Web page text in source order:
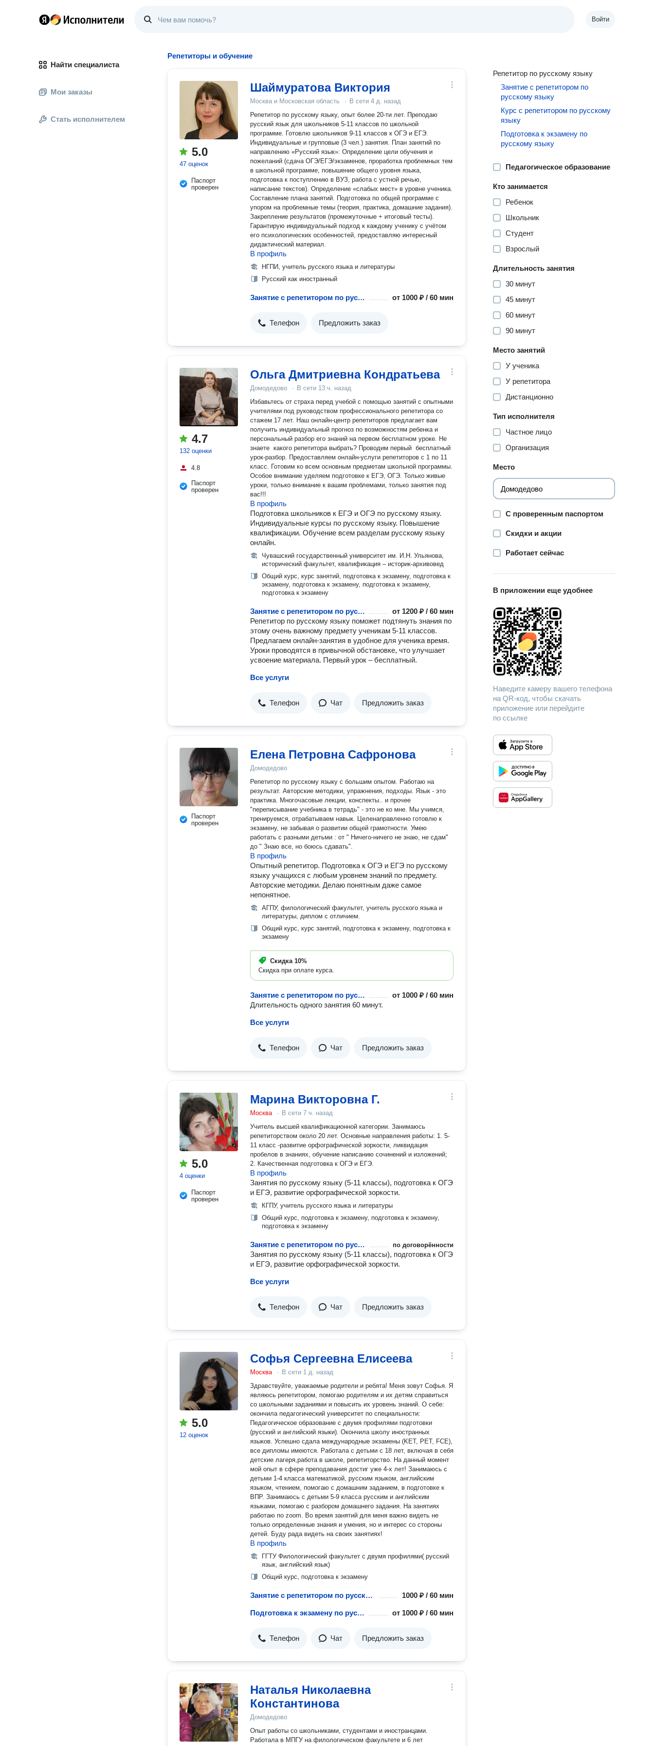
Войти
Найти специалиста
Мои заказы
Стать исполнителем
Репетиторы и обучение
5.0
47 оценок
Паспорт
проверен
Шаймуратова Виктория
Москва и Московская область · В сети 4 д. назад
Репетитор по русскому языку, опыт более 20-ти лет. Преподаю
русский язык для школьников 5-11 классов по школьной
программе. Готовлю школьников 9-11 классов к ОГЭ и ЕГЭ.
Индивидуальные и групповые (3 чел.) занятия. План занятий по
направлению «Русский язык»: Определение цели обучения и
пожеланий (сдача ОГЭ/ЕГЭ/экзаменов, проработка проблемных тем
в школьной программе, повышение общего уровня языка,
подготовка к поступлению в ВУЗ, работа с устной речью,
написание текстов). Определение «слабых мест» в уровне ученика.
Составление плана занятий. Подготовка по общей программе с
упором на проблемные темы (теория, практика, домашние задания).
Закрепление результатов (промежуточные + итоговый тесты).
Гарантирую индивидуальный подход к каждому ученику с учётом
его психологических особенностей, предоставляю интересный
дидактический материал.
В профиль
НГПИ, учитель русского языка и литературы
Русский как иностранный
Занятие с репетитором по русскому языку как иностранному от 1000 ₽ / 60 мин
Телефон Предложить заказ
4.7
132 оценки
4.8
Паспорт
проверен
Ольга Дмитриевна Кондратьева
Домодедово · В сети 13 ч. назад
Избавьтесь от страха перед учебой с помощью занятий с опытными
учителями под руководством профессионального репетитора со
стажем 17 лет. Наш онлайн-центр репетиторов предлагает вам
получить индивидуальный прогноз по возможностям ребенка и
персональный разбор его знаний на первом бесплатном уроке. Не
знаете какого репетитора выбрать? Проводим первый бесплатный
урок-разбор. Предоставляем онлайн-услуги репетиторов с 1 по 11
класс. Готовим ко всем основным предметам школьной программы.
Особое внимание уделяем подготовке к ЕГЭ, ОГЭ. Только живые
уроки, только внимание к вашим проблемами, только занятия под
вас!!!
В профиль
Подготовка школьников к ЕГЭ и ОГЭ по русскому языку.
Индивидуальные курсы по русскому языку. Повышение
квалификации. Обучение всем разделам русскому языку
онлайн.
Чувашский государственный университет им. И.Н. Ульянова,
исторический факультет, квалификация – историк-архивовед
Общий курс, курс занятий, подготовка к экзамену, подготовка к
экзамену, подготовка к экзамену, подготовка к экзамену,
подготовка к экзамену
Занятие с репетитором по русскому языку от 1200 ₽ / 60 мин
Репетитор по русскому языку поможет подтянуть знания по
этому очень важному предмету ученикам 5-11 классов.
Предлагаем онлайн-занятия в удобное для ученика время.
Уроки проводятся в привычной обстановке, что улучшает
усвоение материала. Первый урок – бесплатный.
Все услуги
Телефон Чат Предложить заказ
Паспорт
проверен
Елена Петровна Сафронова
Домодедово
Репетитор по русскому языку с большим опытом. Работаю на
результат. Авторские методики, упражнения, подходы. Язык - это
практика. Многочасовые лекции, конспекты.. и прочее
"переписывание учебника в тетрадь" - это не ко мне. Мы учимся,
тренируемся, отрабатываем навык. Целенаправленно готовлю к
экзамену, не забывая о развитии общей грамотности. Умею
работать с разными детьми : от " Ничего-ничего не знаю, не сдам"
до " Знаю все, но боюсь сдавать".
В профиль
Опытный репетитор. Подготовка к ОГЭ и ЕГЭ по русскому
языку учащихся с любым уровнем знаний по предмету.
Авторские методики. Делаю понятным даже самое
непонятное.
АГПУ, филологический факультет, учитель русского языка и
литературы, диплом с отличием.
Общий курс, курс занятий, подготовка к экзамену, подготовка к
экзамену
Скидка 10%
Скидка при оплате курса.
Занятие с репетитором по русскому языку от 1000 ₽ / 60 мин
Длительность одного занятия 60 минут.
Все услуги
Телефон Чат Предложить заказ
5.0
4 оценки
Паспорт
проверен
Марина Викторовна Г.
Москва · В сети 7 ч. назад
Учитель высшей квалификационной категории. Занимаюсь
репетиторством около 20 лет. Основные направления работы: 1. 5-
11 класс -развитие орфографической зоркости, ликвидация
пробелов в знаниях, обучение написанию сочинений и изложений;
2. Качественная подготовка к ОГЭ и ЕГЭ.
В профиль
Занятия по русскому языку (5-11 классы), подготовка к ОГЭ
и ЕГЭ, развитие орфографической зоркости.
КГПУ, учитель русского языка и литературы
Общий курс, подготовка к экзамену, подготовка к экзамену,
подготовка к экзамену
Занятие с репетитором по русскому языку по договорённости
Занятия по русскому языку (5-11 классы), подготовка к ОГЭ
и ЕГЭ, развитие орфографической зоркости.
Все услуги
Телефон Чат Предложить заказ
5.0
12 оценок
Софья Сергеевна Елисеева
Москва · В сети 1 д. назад
Здравствуйте, уважаемые родители и ребята! Меня зовут Софья. Я
являюсь репетитором, помогаю родителям и их детям справиться
со школьными заданиями и повысить их уровень знаний. О себе:
окончила педагогический университет по специальности:
Педагогическое образование с двумя профилями подготовки
(русский и английский языки). Окончила школу иностранных
языков. Успешно сдала международные экзамены (KET, PET, FCE),
все дипломы имеются. Работала с детьми с 18 лет, включая в себя
детские лагеря,работа в школе, репетиторство. На данный момент
мой опыт в сфере преподавания достиг уже 4-х лет! Занимаюсь с
детьми 1-4 класса математикой, русским языком, английским
языком, чтением, помогаю с домашним заданием, в подготовке к
ВПР. Занимаюсь с детьми 5-9 класса русским и английским
языками, помогаю с разбором домашнего задания. На занятиях
работаю по zoom. Во время занятий для меня важно видеть не
только определенные знания и умения, но и интерес со стороны
детей. Буду рада видеть на своих занятиях!
В профиль
ГГТУ Филологический факультет с двумя профилями( русский
язык, английский язык)
Общий курс, подготовка к экзамену
Занятие с репетитором по русскому языку 1000 ₽ / 60 мин
Подготовка к экзамену по русскому языку: ЕГЭ, ОГЭ, ДВИ, TORFL, Школьный экзамен от 1000 ₽ / 60 мин
Телефон Чат Предложить заказ
Наталья Николаевна
Константинова
Домодедово
Опыт работы со школьниками, студентами и иностранцами.
Работала в МПГУ на филологическом факультете и 6 лет
Репетитор по русскому языку
Занятие с репетитором по
русскому языку
Курс с репетитором по русскому
языку
Подготовка к экзамену по
русскому языку
Педагогическое образование
Кто занимается
Ребенок
Школьник
Студент
Взрослый
Длительность занятия
30 минут
45 минут
60 минут
90 минут
Место занятий
У ученика
У репетитора
Дистанционно
Тип исполнителя
Частное лицо
Организация
Место
С проверенным паспортом
Скидки и акции
Работает сейчас
В приложении еще удобнее
Наведите камеру вашего телефона
на QR-код, чтобы скачать
приложение или перейдите
по ссылке